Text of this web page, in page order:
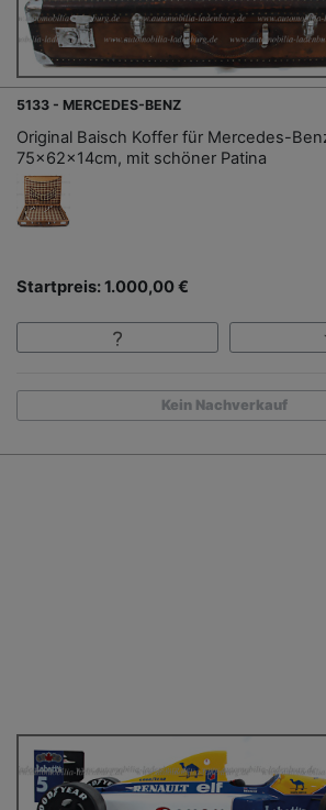
5133 - MERCEDES-BENZ
Original Baisch Koffer für Mercedes-
75x62x14cm, mit schöner Patina
Startpreis: 1.000,00 €
Kein Nachverkauf